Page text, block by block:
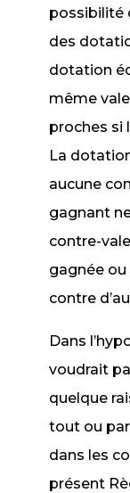
possibilité
des
dotation
même
proches si
La
aucune
gagnant
contre-
gagnée
contre
Dans
voudrait
quelque
tout ou
dans les
présent